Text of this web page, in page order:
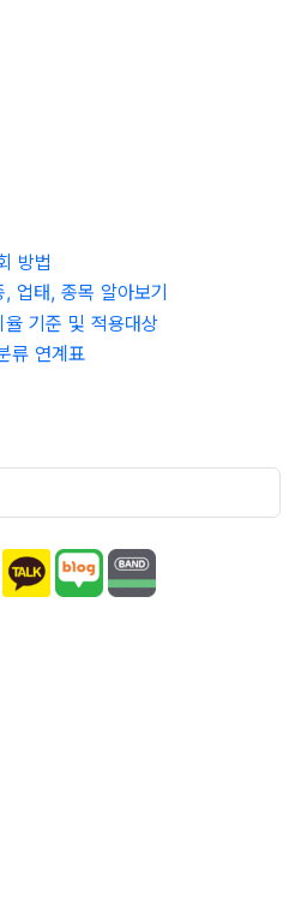
방법
업태, 종목 알아보기
율 기준 및 적용대상
류 연계표